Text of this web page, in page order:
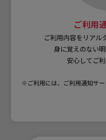
ご利用
ご利用内容をリアル
身に覚えのない
安心してご利
※ご利用には、ご利用通知サー